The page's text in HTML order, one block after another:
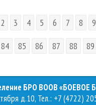
2 3 4 5 6 7 8
9
84 85 86 87 88 89
БРО ВООВ «БОЕВОЕ
д.10, Тел.: +7 (4722)